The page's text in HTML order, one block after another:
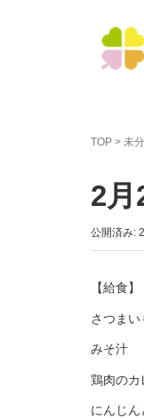
TOP > 未
2月
公開済み:
【給食】
さつまい
みそ汁
鶏肉のカ
にんじん